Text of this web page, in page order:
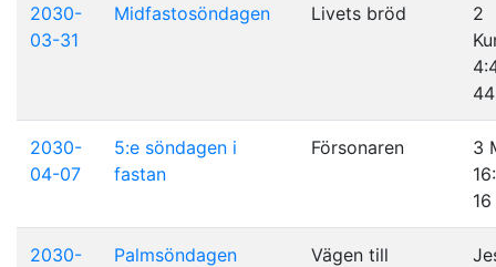
2030-
03-31
Midfastosöndagen Livets bröd
2
44
2030-
04-07
5:e söndagen i
fastan
Försonaren
3
16
2030-
Palmsöndagen
Vägen till